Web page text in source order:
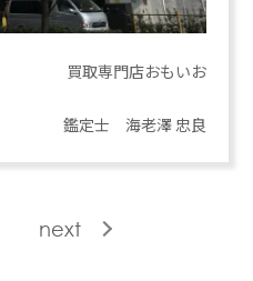
買取専門店おもいお
鑑定士 海老澤 忠良
next